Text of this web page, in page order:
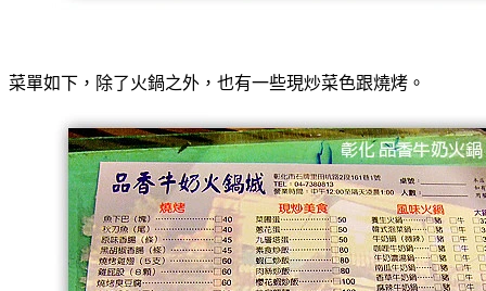
菜單如下，除了火鍋之外，也有一些現炒菜色跟燒烤。